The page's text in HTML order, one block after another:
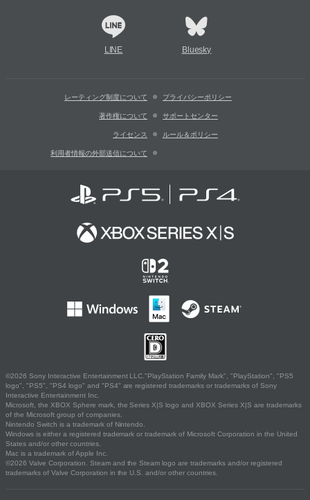
LINE Bluesky
レーティング制度について プライバシーポリシー
著作権について サポートセンター
ライセンス ルール＆ポリシー
利用者情報の外部送信について
©2026 Sony Interactive Entertainment LLC."PlayStation Family Mark", "PlayStation", "PS5
logo", "PS5", "PS4 logo" and "PS4" are registered trademarks or trademarks of Sony
Interactive Entertainment Inc.
Microsoft, the XBOX Sphere mark, the Series X|S logo and XBOX Series X|S are trademarks
of the Microsoft group of companies.
Nintendo Switch is a trademark of Nintendo.
Windows is either a registered trademark or trademark of Microsoft Corporation in the United
States and/or other countries.
Mac is a trademark of Apple Inc.
©2026 Valve Corporation. Steam and the Steam logo are trademarks and/or registered
trademarks of Valve Corporation in the U.S. and/or other countries.